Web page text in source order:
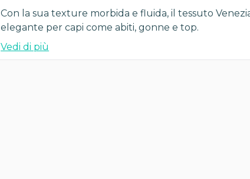
Con la sua texture morbida e fluida, il tessuto
elegante per capi come abiti, gonne e top.
Vedi di più